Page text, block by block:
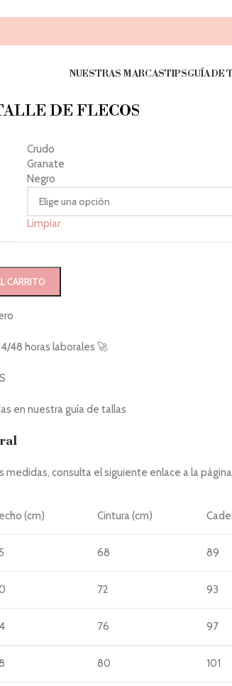
NUESTRAS MARCASTIPSGUÍA DE
DE FLECOS
Crudo
Granate
Negro
Limpiar
CARRITO
48 horas laborales 🚀
en nuestra guía de tallas
medidas, consulta el siguiente enlace a la
(cm) Cintura (cm)
68 89
72 93
76 97
80 101